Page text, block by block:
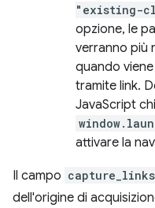
"existing-
opzione, le
verranno più
quando
tramite link.
JavaScript
attivare la
Il campo capture_links
dell'origine di